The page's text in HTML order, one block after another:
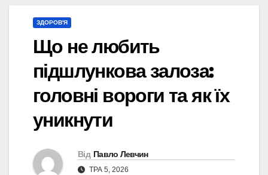
ЗДОРОВ'Я
Що не любить
підшлункова залоза:
головні вороги та як їх
уникнути
Від Павло Левчин
ТРА 5, 2026